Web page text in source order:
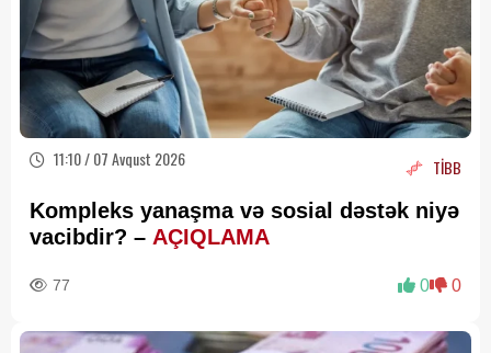
11:10 / 07 Avqust 2026 TİBB
Kompleks yanaşma və sosial dəstək niyə
vacibdir? – AÇIQLAMA
77 0 0